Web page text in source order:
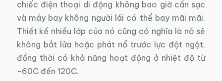
chiếc điện thoại di động không bao giờ cần sạc
và máy bay không người lái có thể bay mãi mãi.
Thiết kế nhiều lớp của nó cũng có nghĩa là nó sẽ
không bắt lửa hoặc phát nổ trước lực đột ngột,
đồng thời có khả năng hoạt động ở nhiệt độ từ
-60C đến 120C.